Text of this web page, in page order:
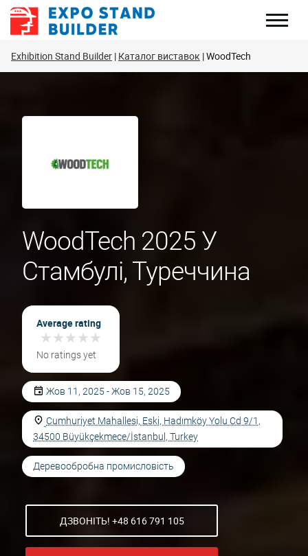
Перейти
Exhibition Stand Builder Каталог виставок WoodTech
WoodTech 2025 У
Стамбулі, Туреччина
Average rating
★★★★★
★★★★★
No ratings yet
Жов 11, 2025 - Жов 15, 2025
Cumhuriyet Mahallesi, Eski, Hadımköy Yolu Cd 9/1,
34500 Büyükçekmece/İstanbul, Turkey
Деревообробна промисловість
ДЗВОНІТЬ! +48 616 791 105